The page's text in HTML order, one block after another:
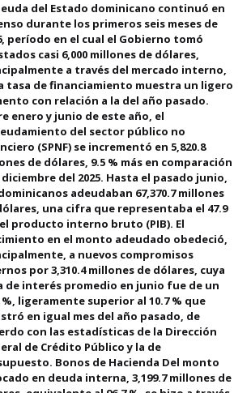
del Estado dominicano continuó en
durante los primeros seis meses de
período en el cual el Gobierno tomó
casi 6,000 millones de dólares,
a través del mercado interno,
tasa de financiamiento muestra un ligero
con relación a la del año pasado.
enero y junio de este año, el
del sector público no
(SPNF) se incrementó en 5,820.8
de dólares, 9.5 % más en comparación
del 2025. Hasta el pasado junio,
adeudaban 67,370.7 millones
una cifra que representaba el 47.9
producto interno bruto (PIB). El
en el monto adeudado obedeció,
a nuevos compromisos
por 3,310.4 millones de dólares, cuya
de interés promedio en junio fue de un
%, ligeramente superior al 10.7 % que
en igual mes del año pasado, de
con las estadísticas de la Dirección
de Crédito Público y la de
Bonos de Hacienda Del monto
en deuda interna, 3,199.7 millones de